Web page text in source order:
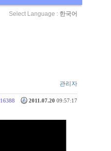
Select Language : 한국어
관리자
2011.07.20 09:57:17
16388